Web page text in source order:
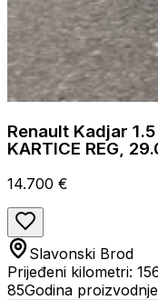
Renault Kadjar
KARTICE REG,
14.700 €
Slavonski Brod
Prijeđeni kilometri:
85Godina